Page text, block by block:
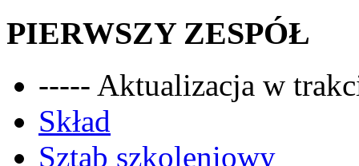
PIERWSZY ZESPÓŁ
----- Aktualizacja w
Skład
Sztab szkoleniowy